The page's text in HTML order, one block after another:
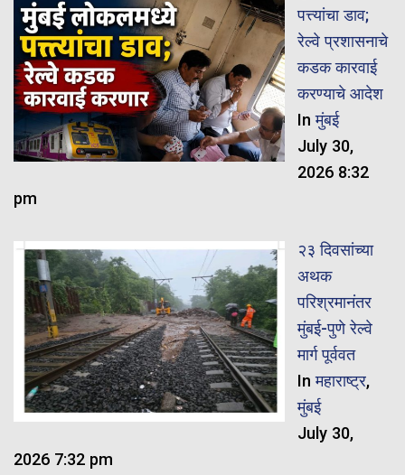
पत्त्यांचा डाव;
रेल्वे प्रशासनाचे
कडक कारवाई
करण्याचे आदेश
Inमुंबई
July 30,
2026 8:32
pm
२३ दिवसांच्या
अथक
परिश्रमानंतर
मुंबई-पुणे रेल्वे
मार्ग पूर्ववत
Inमहाराष्ट्र,
मुंबई
July 30,
2026 7:32 pm